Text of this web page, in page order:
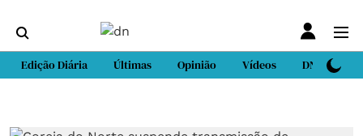
Edição Diária Últimas Opinião Vídeos DN Sport